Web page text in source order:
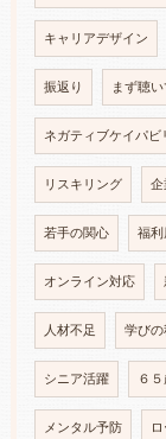
キャリアデザイン
振返り まず聴
ネガティブケイパビ
リスキリング 企
若手の関心 福利
オンライン対応
人材不足 学びの
シニア活躍 ６
メンタル予防